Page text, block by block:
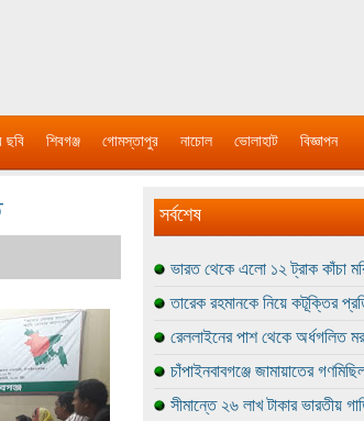
ছবি শিবগঞ্জ গোমস্তাপুর নাচোল ভোলাহাট বিজ্ঞাপন
সর্বশেষ
ভারত থেকে এলো ১২ ট্রাক কাঁচা
তারেক রহমানকে নিয়ে কটূক্তির
রেললাইনের পাশ থেকে অর্ধগলিত
চাঁপাইনবাবগঞ্জে জামায়াতের
সীমান্তে ২৬ লাখ টাকার ভারতীয়